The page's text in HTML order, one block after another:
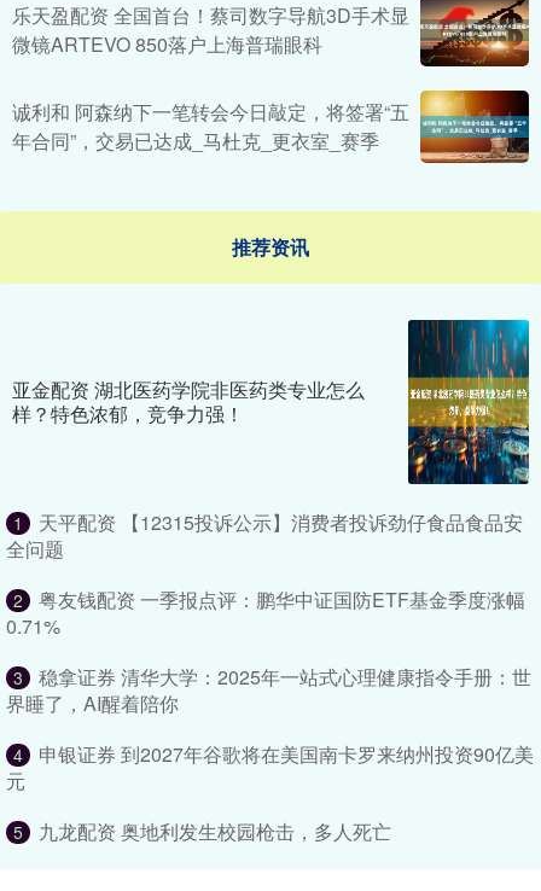
乐天盈配资 全国首台！蔡司数字导航3D手术显
微镜ARTEVO 850落户上海普瑞眼科
诚利和 阿森纳下一笔转会今日敲定，将签署“五
年合同”，交易已达成_马杜克_更衣室_赛季
推荐资讯
亚金配资 湖北医药学院非医药类专业怎么
样？特色浓郁，竞争力强！
1
天平配资 【12315投诉公示】消费者投诉劲仔食品食品安
全问题
2
粤友钱配资 一季报点评：鹏华中证国防ETF基金季度涨幅
0.71%
3
稳拿证券 清华大学：2025年一站式心理健康指令手册：世
界睡了，AI醒着陪你
4
申银证券 到2027年谷歌将在美国南卡罗来纳州投资90亿美
元
5 九龙配资 奥地利发生校园枪击，多人死亡